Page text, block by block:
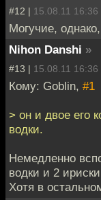
#12 | 15.08.11 16:36
Могучие,
Nihon Danshi »
#13 | 15.08.11 16:36
Кому: Goblin, #1
> он и двое его
водки.
Немедленно
водки и 2
Хотя в